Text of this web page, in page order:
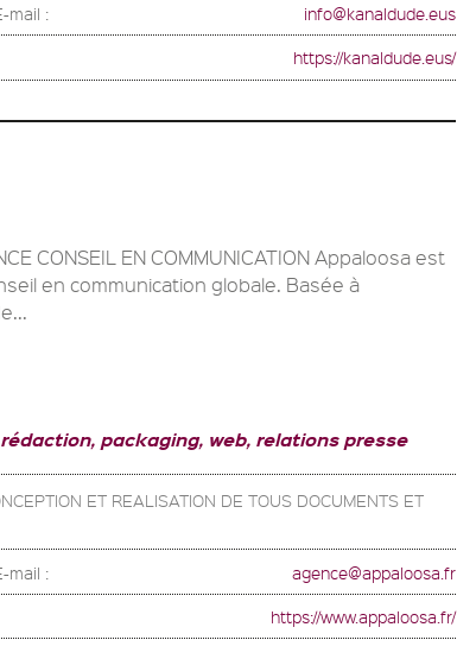
mail : info@kanaldude.eus
https://kanaldude.eus/
CONSEIL EN COMMUNICATION Appaloosa est
en communication globale. Basée à
packaging, web, relations presse
ET REALISATION DE TOUS DOCUMENTS ET
mail : agence@appaloosa.fr
https://www.appaloosa.fr/